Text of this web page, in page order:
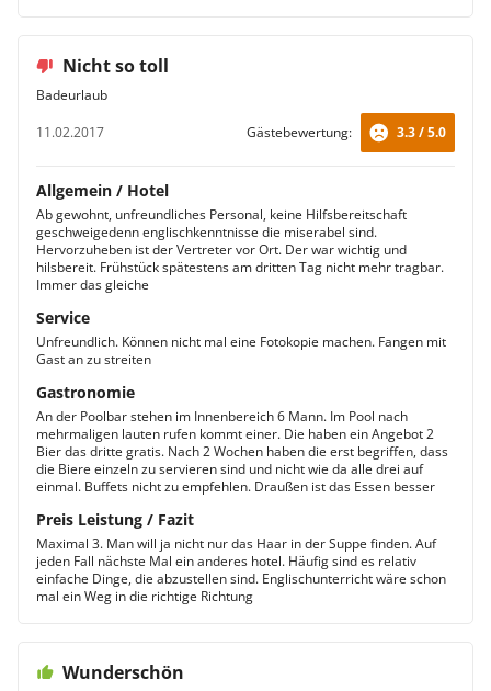
Nicht so toll
Badeurlaub
11.02.2017
Gästebewertung: 3.3 / 5.0
Allgemein / Hotel
Ab gewohnt, unfreundliches Personal, keine Hilfsbereitschaft
geschweigedenn englischkenntnisse die miserabel sind.
Hervorzuheben ist der Vertreter vor Ort. Der war wichtig und
hilsbereit. Frühstück spätestens am dritten Tag nicht mehr tragbar.
Immer das gleiche
Service
Unfreundlich. Können nicht mal eine Fotokopie machen. Fangen mit
Gast an zu streiten
Gastronomie
An der Poolbar stehen im Innenbereich 6 Mann. Im Pool nach
mehrmaligen lauten rufen kommt einer. Die haben ein Angebot 2
Bier das dritte gratis. Nach 2 Wochen haben die erst begriffen, dass
die Biere einzeln zu servieren sind und nicht wie da alle drei auf
einmal. Buffets nicht zu empfehlen. Draußen ist das Essen besser
Preis Leistung / Fazit
Maximal 3. Man will ja nicht nur das Haar in der Suppe finden. Auf
jeden Fall nächste Mal ein anderes hotel. Häufig sind es relativ
einfache Dinge, die abzustellen sind. Englischunterricht wäre schon
mal ein Weg in die richtige Richtung
Wunderschön